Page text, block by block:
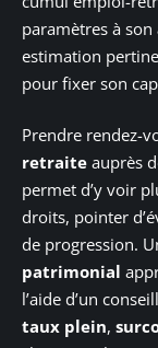
paramètres à son
estimation
pour fixer son
Prendre rendez-
retraite auprès
permet d’y voir
droits, pointer
de progression.
patrimonial
l’aide d’un
taux plein,